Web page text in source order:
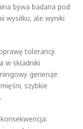
bywa badana pod
wysiłku, ale wyniki
tolerancji
w składniki
generuje
szybkie